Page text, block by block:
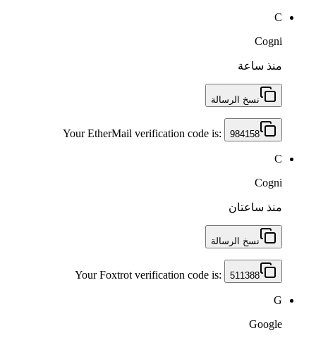
C
Cogni
منذ ساعة
نسخ الرسالة
Your EtherMail verification code is: 984158
C
Cogni
منذ ساعتان
نسخ الرسالة
Your Foxtrot verification code is: 511388
G
Google